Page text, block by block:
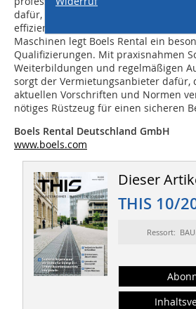
dafür, dass jeder Aspekt der
effizient abläuft. Neben der
Maschinen legt Boels Rental ein
Qualifizierungen. Mit praxisnahmen
Weiterbildungen und regelmäßigen
sorgt der Vermietungsanbieter dafür,
aktuellen Vorschriften und Normen
nötiges Rüstzeug für einen sicheren
Boels Rental Deutschland GmbH
www.boels.com
Dieser
THIS 10/
Ressort: